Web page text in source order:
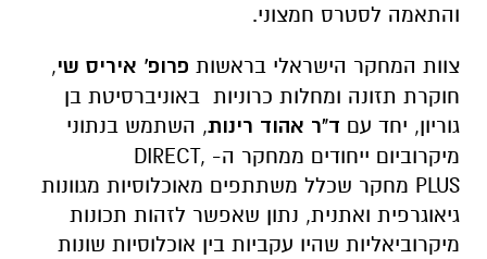
והתאמה לסטרס חמצוני.
צוות המחקר הישראלי בראשות פרופ' איריס שי,
חוקרת תזונה ומחלות כרוניות באוניברסיטת בן
גוריון, יחד עם ד"ר אהוד רינות, השתמש בנתוני
מיקרוביום ייחודים ממחקר ה- ,DIRECT
PLUS מחקר שכלל משתתפים מאוכלוסיות מגוונות
גיאוגרפית ואתנית, נתון שאפשר לזהות תכונות
מיקרוביאליות שהיו עקביות בין אוכלוסיות שונות